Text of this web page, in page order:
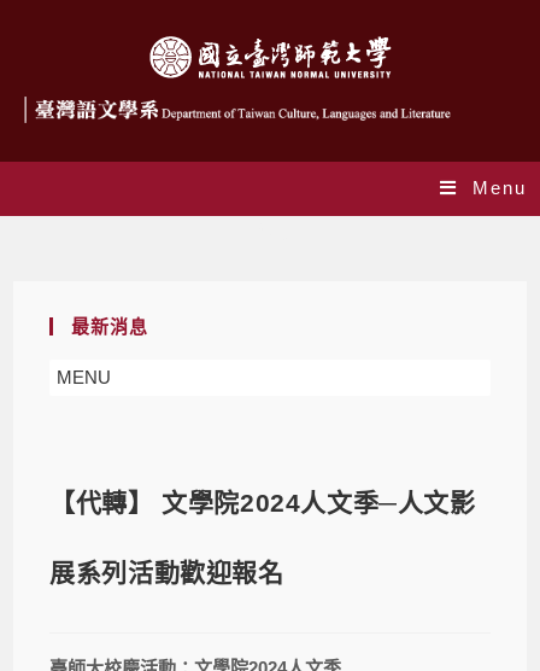
Menu
最新消息
MENU
【代轉】 文學院2024人文季─人文影
展系列活動歡迎報名